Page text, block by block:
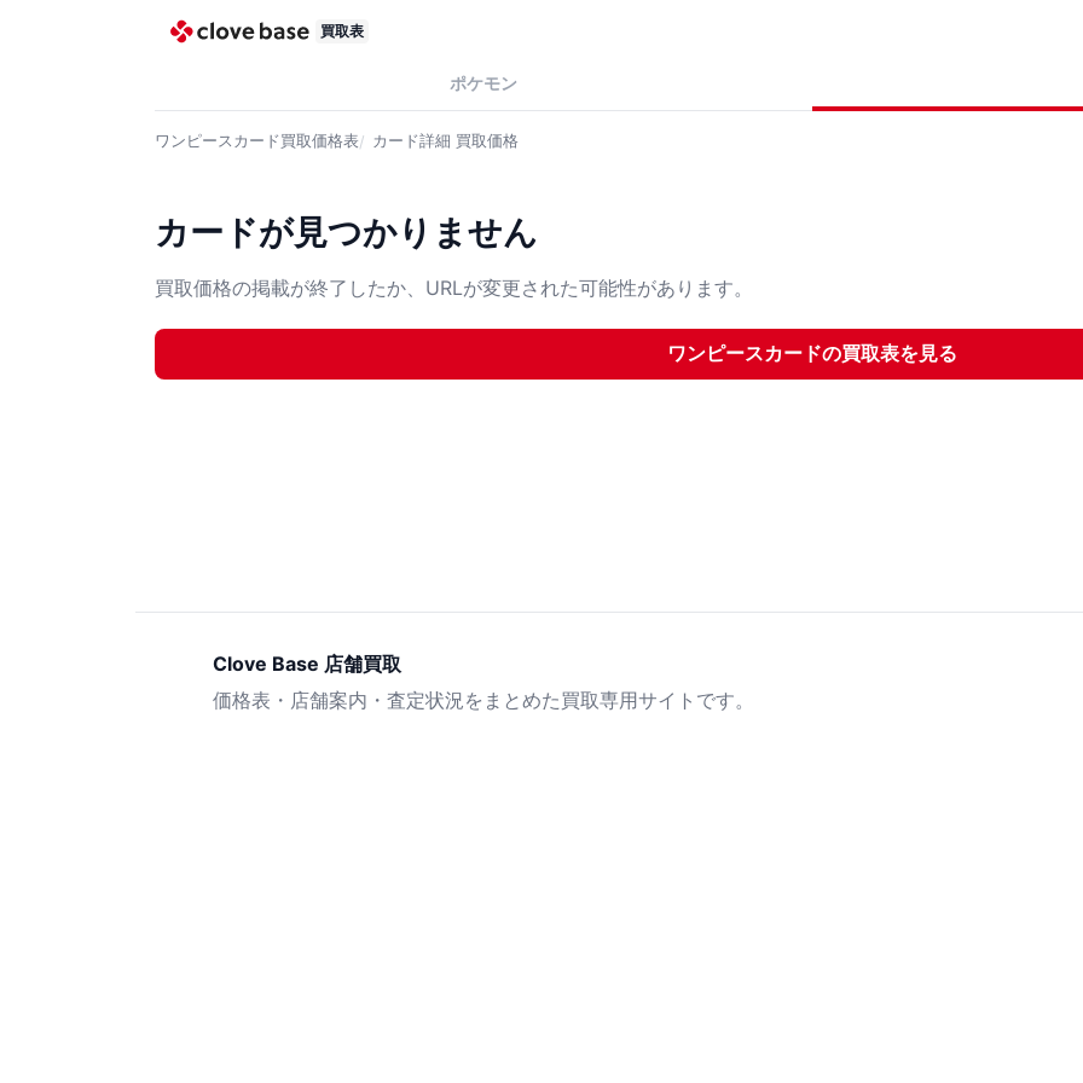
買取表
ポケモン
ワンピースカード買取価格表 カード詳細 買取価格
カードが見つかりません
買取価格の掲載が終了したか、URLが変更された可能性があります。
ワンピースカードの買取表を見る
Clove Base 店舗買取
価格表・店舗案内・査定状況をまとめた買取専用サイトです。